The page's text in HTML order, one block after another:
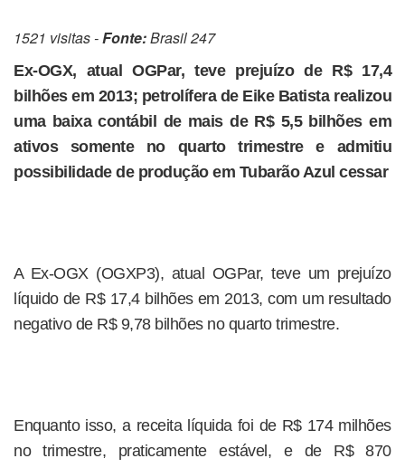
1521 visitas -Fonte:Brasil 247
Ex-OGX, atual OGPar, teve prejuízo de R$ 17,4
bilhões em 2013; petrolífera de Eike Batista realizou
uma baixa contábil de mais de R$ 5,5 bilhões em
ativos somente no quarto trimestre e admitiu
possibilidade de produção em Tubarão Azul cessar
A Ex-OGX (OGXP3), atual OGPar, teve um prejuízo
líquido de R$ 17,4 bilhões em 2013, com um resultado
negativo de R$ 9,78 bilhões no quarto trimestre.
Enquanto isso, a receita líquida foi de R$ 174 milhões
no trimestre, praticamente estável, e de R$ 870